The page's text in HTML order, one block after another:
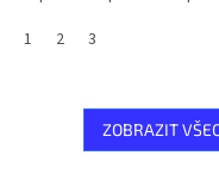
1
2 3
ZOBRAZIT